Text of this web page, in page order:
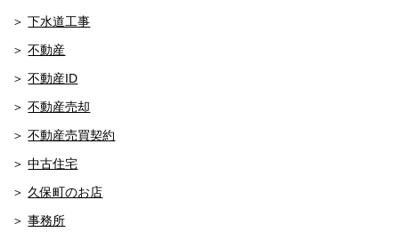
下水道工事
不動産
不動産ID
不動産売却
不動産売買契約
中古住宅
久保町のお店
事務所